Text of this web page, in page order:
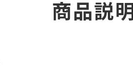
商品説明